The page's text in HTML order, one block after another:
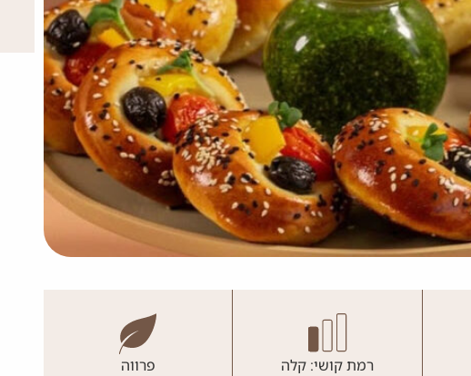
רמת קושי: קלה פרווה